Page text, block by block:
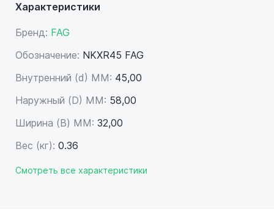
Характеристики
Бренд: FAG
Обозначение: NKXR45 FAG
Внутренний (d) ММ: 45,00
Наружный (D) ММ: 58,00
Ширина (B) MM: 32,00
Вес (кг): 0.36
Смотреть все характеристики